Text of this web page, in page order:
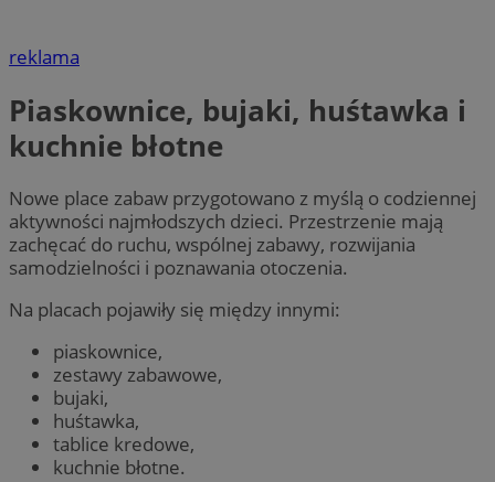
reklama
Piaskownice, bujaki, huśtawka i
kuchnie błotne
Nowe place zabaw przygotowano z myślą o codziennej
aktywności najmłodszych dzieci. Przestrzenie mają
zachęcać do ruchu, wspólnej zabawy, rozwijania
samodzielności i poznawania otoczenia.
Na placach pojawiły się między innymi:
piaskownice,
zestawy zabawowe,
bujaki,
huśtawka,
tablice kredowe,
kuchnie błotne.